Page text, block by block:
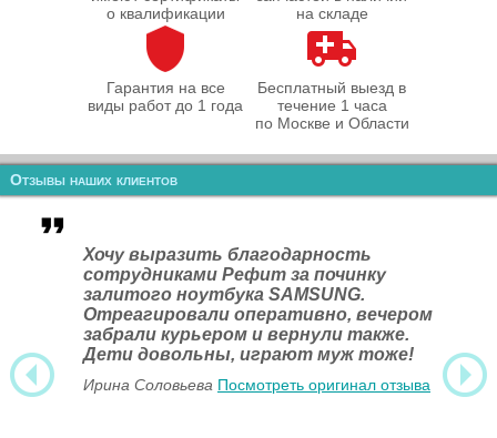
о квалификации
на складе
Гарантия на все
виды работ до 1 года
Бесплатный выезд в
течение 1 часа
по Москве и Области
Отзывы наших клиентов
Хочу выразить благодарность
сотрудниками Рефит за починку
залитого ноутбука SAMSUNG.
Отреагировали оперативно, вечером
забрали курьером и вернули также.
Дети довольны, играют муж тоже!
Ирина Соловьева Посмотреть оригинал отзыва